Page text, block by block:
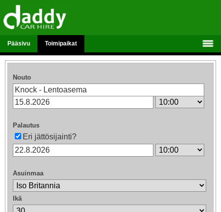
Pääsivu Toimipaikat
Nouto
Palautus
Eri jättösijainti?
Asuinmaa
Ikä